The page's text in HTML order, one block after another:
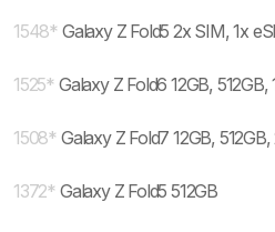
1548* Galaxy Z Fold5 2x SIM, 1x
1525* Galaxy Z Fold6 12GB,
1508* Galaxy Z Fold7 12GB,
1372* Galaxy Z Fold5 512GB